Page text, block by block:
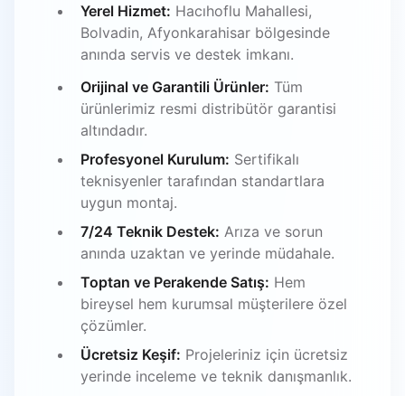
Yerel Hizmet: Hacıhoflu Mahallesi,
Bolvadin, Afyonkarahisar bölgesinde
anında servis ve destek imkanı.
Orijinal ve Garantili Ürünler: Tüm
ürünlerimiz resmi distribütör garantisi
altındadır.
Profesyonel Kurulum: Sertifikalı
teknisyenler tarafından standartlara
uygun montaj.
7/24 Teknik Destek: Arıza ve sorun
anında uzaktan ve yerinde müdahale.
Toptan ve Perakende Satış: Hem
bireysel hem kurumsal müşterilere özel
çözümler.
Ücretsiz Keşif: Projeleriniz için ücretsiz
yerinde inceleme ve teknik danışmanlık.